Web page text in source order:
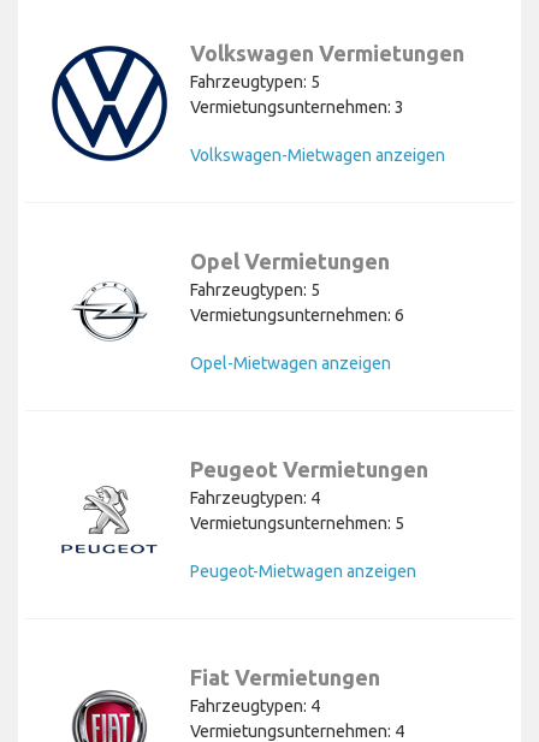
Volkswagen Vermietungen
Fahrzeugtypen: 5
Vermietungsunternehmen: 3
Volkswagen-Mietwagen anzeigen
Opel Vermietungen
Fahrzeugtypen: 5
Vermietungsunternehmen: 6
Opel-Mietwagen anzeigen
Peugeot Vermietungen
Fahrzeugtypen: 4
Vermietungsunternehmen: 5
Peugeot-Mietwagen anzeigen
Fiat Vermietungen
Fahrzeugtypen: 4
Vermietungsunternehmen: 4